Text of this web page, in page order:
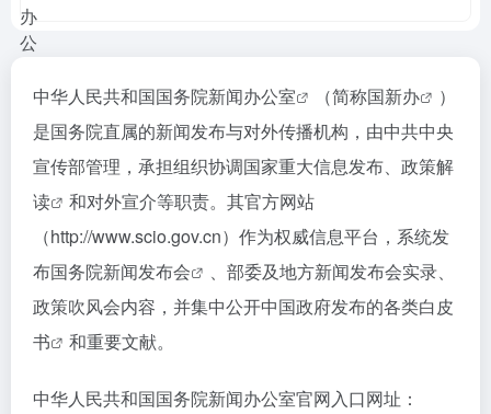
中华人民共和国国务院新闻办公室 （简称国新办
）
是国务院直属的新闻发布与对外传播机构，由中共中央
宣传部管理，承担组织协调国家重大信息发布、 政策解
读
和对外宣介等职责。其官方网站
（http://www.scio.gov.cn）作为权威信息平台，系统发
布国务院新闻发布会
、部委及地方新闻发布会实录、
政策吹风会内容，并集中公开中国政府发布的各类白皮
书
和重要文献。
中华人民共和国国务院新闻办公室官网入口网址：